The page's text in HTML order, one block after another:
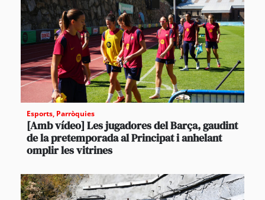
Esports, Parròquies
[Amb vídeo] Les jugadores del Barça, gaudint
de la pretemporada al Principat i anhelant
omplir les vitrines